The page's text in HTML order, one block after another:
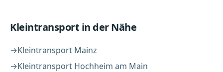
Kleintransport in der Nähe
→Kleintransport Mainz
→Kleintransport Hochheim am Main